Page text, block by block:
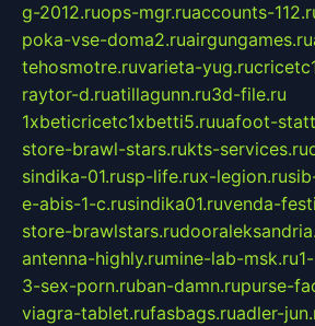
g-2012.ruops-mgr.ruaccounts-
poka-vse-doma2.ruairgungames.ru
tehosmotre.ruvarieta-yug.ru
raytor-d.ruatillagunn.ru3d-file.ru
1xbeticricetc1xbetti5.ruuafoot-
store-brawl-stars.rukts-services.ru
sindika-01.rusp-life.rux-legion.ru
e-abis-1-c.rusindika01.ruvenda-
store-brawlstars.ru
antenna-highly.rumine-lab-msk.ru
3-sex-porn.ruban-damn.rupurse-
viagra-tablet.rufasbags.ruadler-